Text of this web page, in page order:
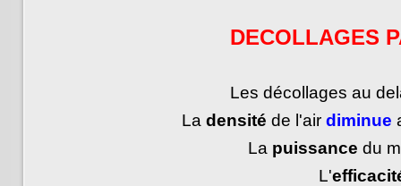
DECOLLAGES
Les décollages au
La densité de l'air diminue
La puissance du
L'